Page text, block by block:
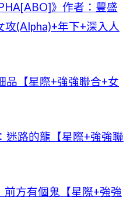
》作者：豐盛
(Alpha)+年下+深入人
品【星際+強強聯合+女
迷路的龍【星際+強強聯
前方有個鬼【星際+強強